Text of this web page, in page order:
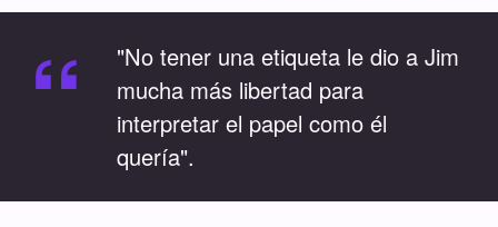
“
"No tener una etiqueta le dio a Jim
mucha más libertad para
interpretar el papel como él
quería".